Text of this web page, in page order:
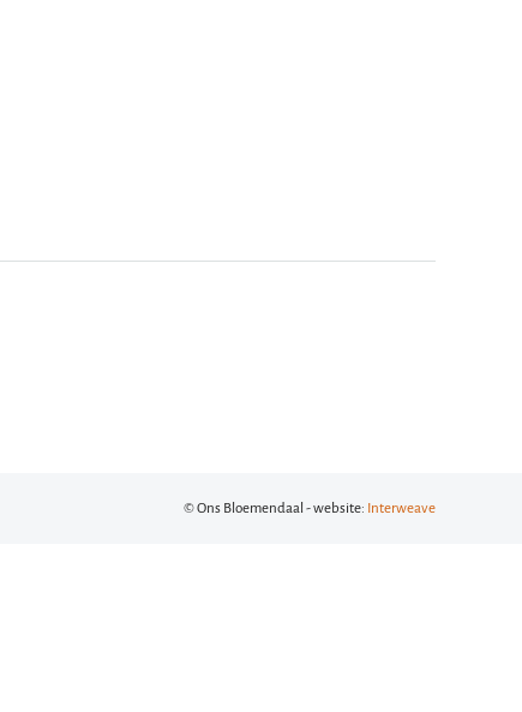
© Ons Bloemendaal - website: Interweave